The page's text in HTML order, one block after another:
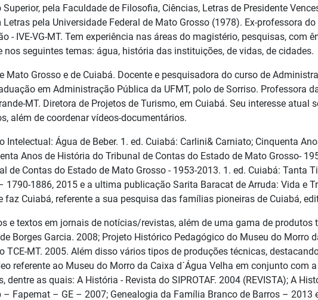
pela Faculdade de Filosofia, Ciências, Letras de Presidente
pela Universidade Federal de Mato Grosso (1978). Ex-professora
- IVE-VG-MT. Tem experiência nas áreas do magistério, pesquisas, com
seguintes temas: água, história das instituições, de vidas, de cidades.
Mato Grosso e de Cuiabá. Docente e pesquisadora do curso de
em Administração Pública da UFMT, polo de Sorriso. Professora
MT. Diretora de Projetos de Turismo, em Cuiabá. Seu interesse
além de coordenar vídeos-documentários.
Água de Beber. 1. ed. Cuiabá: Carlini& Carniato; Cinquenta
Anos de História do Tribunal de Contas do Estado de Mato Grosso-
de Contas do Estado de Mato Grosso - 1953-2013. 1. ed. Cuiabá: Tanta
1790-1886, 2015 e a ultima publicação Sarita Baracat de Arruda: Vida e
faz Cuiabá, referente a sua pesquisa das famílias pioneiras de Cuiabá,
e textos em jornais de notícias/revistas, além de uma gama de
Borges Garcia. 2008; Projeto Histórico Pedagógico do Museu do Morro
MT. 2005. Além disso vários tipos de produções técnicas,
referente ao Museu do Morro da Caixa d´Água Velha em conjunto com
as quais: A História - Revista do SIPROTAF. 2004 (REVISTA); A
Fapemat – GE – 2007; Genealogia da Família Branco de Barros – 2013